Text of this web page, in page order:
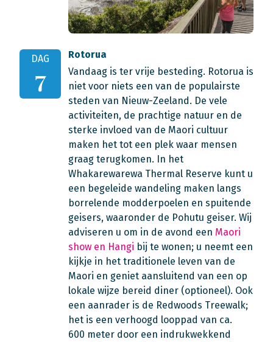
DAG
7
Rotorua
Vandaag is ter vrije besteding. Rotorua is
niet voor niets een van de populairste
steden van Nieuw-Zeeland. De vele
activiteiten, de prachtige natuur en de
sterke invloed van de Maori cultuur
maken het tot een plek waar mensen
graag terugkomen. In het
Whakarewarewa Thermal Reserve kunt u
een begeleide wandeling maken langs
borrelende modderpoelen en spuitende
geisers, waaronder de Pohutu geiser. Wij
adviseren u om in de avond een Maori
show en Hangi bij te wonen; u neemt een
kijkje in het traditionele leven van de
Maori en geniet aansluitend van een op
lokale wijze bereid diner (optioneel). Ook
een aanrader is de Redwoods Treewalk;
het is een verhoogd looppad van ca.
600 meter door een indrukwekkend